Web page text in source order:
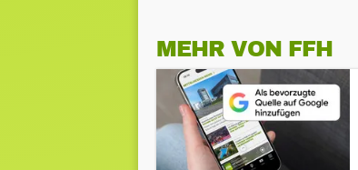
MEHR VON FFH